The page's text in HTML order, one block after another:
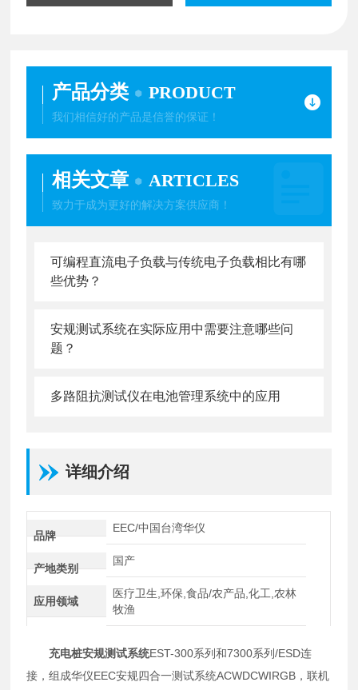
产品分类 PRODUCT
我们相信好的产品是信誉的保证！
相关文章 ARTICLES
致力于成为更好的解决方案供应商！
可编程直流电子负载与传统电子负载相比有哪
些优势？
安规测试系统在实际应用中需要注意哪些问
题？
多路阻抗测试仪在电池管理系统中的应用
详细介绍
品牌
EEC/中国台湾华仪
产地类别
国产
应用领域
医疗卫生,环保,食品/农产品,化工,农林
牧渔
充电桩安规测试系统EST-300系列和7300系列/ESD连
接，组成华仪EEC安规四合一测试系统ACWDCWIRGB，联机